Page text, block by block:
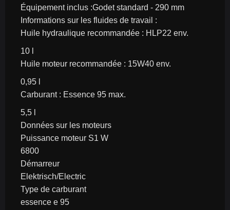
Équipement inclus :Godet standard - 290 mm
Informations sur les fluides de travail :
Huile hydraulique recommandée : HLP22 env.
10 l
Huile moteur recommandée : 15W40 env.
0,95 l
Carburant : Essence 95 max.
5,5 l
Données sur les moteurs
Puissance moteur S1 W
6800
Démarreur
Elektrisch/Electric
Type de carburant
essence e 95